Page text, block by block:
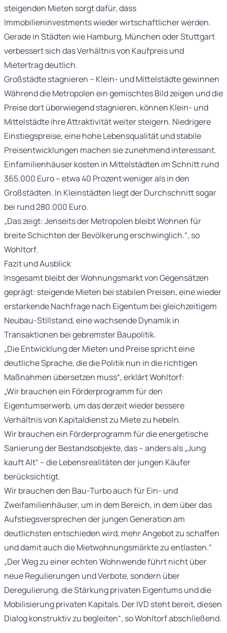
steigenden Mieten sorgt dafür, dass
Immobilieninvestments wieder wirtschaftlicher werden.
Gerade in Städten wie Hamburg, München oder Stuttgart
verbessert sich das Verhältnis von Kaufpreis und
Mietertrag deutlich.
Großstädte stagnieren – Klein- und Mittelstädte gewinnen
Während die Metropolen ein gemischtes Bild zeigen und die
Preise dort überwiegend stagnieren, können Klein- und
Mittelstädte ihre Attraktivität weiter steigern. Niedrigere
Einstiegspreise, eine hohe Lebensqualität und stabile
Preisentwicklungen machen sie zunehmend interessant.
Einfamilienhäuser kosten in Mittelstädten im Schnitt rund
365.000 Euro – etwa 40 Prozent weniger als in den
Großstädten. In Kleinstädten liegt der Durchschnitt sogar
bei rund 280.000 Euro.
„Das zeigt: Jenseits der Metropolen bleibt Wohnen für
breite Schichten der Bevölkerung erschwinglich.“, so
Wohltorf.
Fazit und Ausblick
Insgesamt bleibt der Wohnungsmarkt von Gegensätzen
geprägt: steigende Mieten bei stabilen Preisen, eine wieder
erstarkende Nachfrage nach Eigentum bei gleichzeitigem
Neubau-Stillstand, eine wachsende Dynamik in
Transaktionen bei gebremster Baupolitik.
„Die Entwicklung der Mieten und Preise spricht eine
deutliche Sprache, die die Politik nun in die richtigen
Maßnahmen übersetzen muss“, erklärt Wohltorf:
„Wir brauchen ein Förderprogramm für den
Eigentumserwerb, um das derzeit wieder bessere
Verhältnis von Kapitaldienst zu Miete zu hebeln.
Wir brauchen ein Förderprogramm für die energetische
Sanierung der Bestandsobjekte, das – anders als „Jung
kauft Alt“ – die Lebensrealitäten der jungen Käufer
berücksichtigt.
Wir brauchen den Bau-Turbo auch für Ein- und
Zweifamilienhäuser, um in dem Bereich, in dem über das
Aufstiegsversprechen der jungen Generation am
deutlichsten entschieden wird, mehr Angebot zu schaffen
und damit auch die Mietwohnungsmärkte zu entlasten.“
„Der Weg zu einer echten Wohnwende führt nicht über
neue Regulierungen und Verbote, sondern über
Deregulierung, die Stärkung privaten Eigentums und die
Mobilisierung privaten Kapitals. Der IVD steht bereit, diesen
Dialog konstruktiv zu begleiten“, so Wohltorf abschließend.